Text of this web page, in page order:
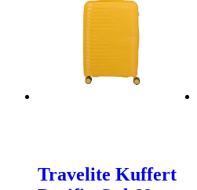
Travelite Kuffert